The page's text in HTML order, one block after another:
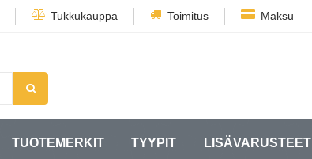
Tukkukauppa Toimitus Maksu
TUOTEMERKIT TYYPIT LISÄVARUSTEET